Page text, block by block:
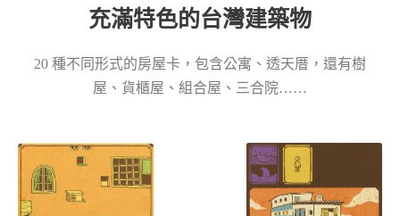
充滿特色的台灣建築物
20 種不同形式的房屋卡，包含公寓、透天厝，還有樹
屋、貨櫃屋、組合屋、三合院……